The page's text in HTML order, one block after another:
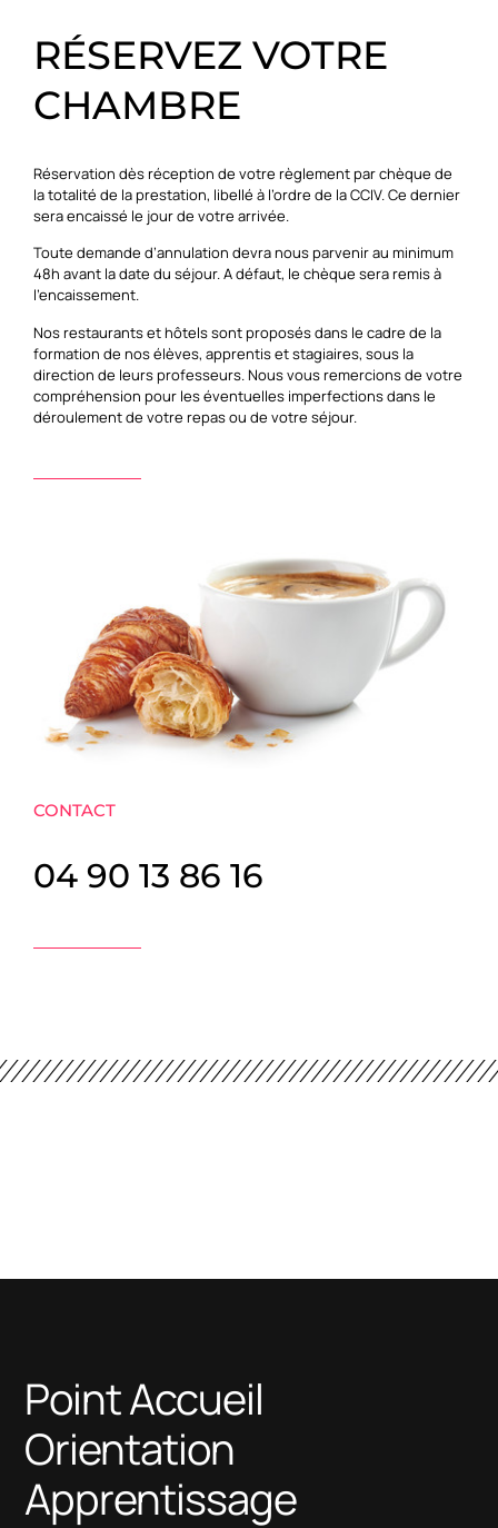
RÉSERVEZ VOTRE
CHAMBRE
Réservation dès réception de votre règlement par chèque de
la totalité de la prestation, libellé à l’ordre de la CCIV. Ce dernier
sera encaissé le jour de votre arrivée.
Toute demande d’annulation devra nous parvenir au minimum
48h avant la date du séjour. A défaut, le chèque sera remis à
l’encaissement.
Nos restaurants et hôtels sont proposés dans le cadre de la
formation de nos élèves, apprentis et stagiaires, sous la
direction de leurs professeurs. Nous vous remercions de votre
compréhension pour les éventuelles imperfections dans le
déroulement de votre repas ou de votre séjour.
CONTACT
04 90 13 86 16
Point Accueil
Orientation
Apprentissage